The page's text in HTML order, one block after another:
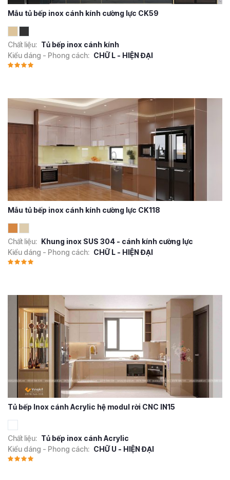
Mẫu tủ bếp inox cánh kính cường lực CK59
Chất liệu: Tủ bếp inox cánh kính
Kiểu dáng - Phong cách: CHỮ L - HIỆN ĐẠI
Mẫu tủ bếp inox cánh kính cường lực CK118
Chất liệu: Khung inox SUS 304 - cánh kính cường lực
Kiểu dáng - Phong cách: CHỮ L - HIỆN ĐẠI
Tủ bếp Inox cánh Acrylic hệ modul rời CNC IN15
Chất liệu: Tủ bếp inox cánh Acrylic
Kiểu dáng - Phong cách: CHỮ U - HIỆN ĐẠI